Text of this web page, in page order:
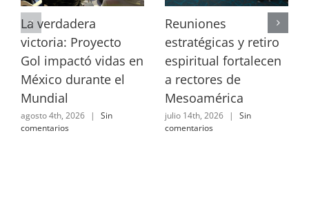
La verdadera
victoria: Proyecto
Gol impactó vidas en
México durante el
Mundial
agosto 4th, 2026 |
Sin
comentarios
Reuniones
estratégicas y retiro
espiritual fortalecen
a rectores de
Mesoamérica
julio 14th, 2026 |
Sin
comentarios